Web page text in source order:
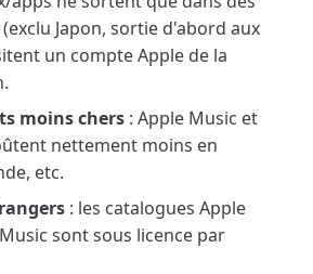
Japon, sortie d'abord aux
un compte Apple de la
moins chers : Apple Music et
nettement moins en
etc.
: les catalogues Apple
sont sous licence par